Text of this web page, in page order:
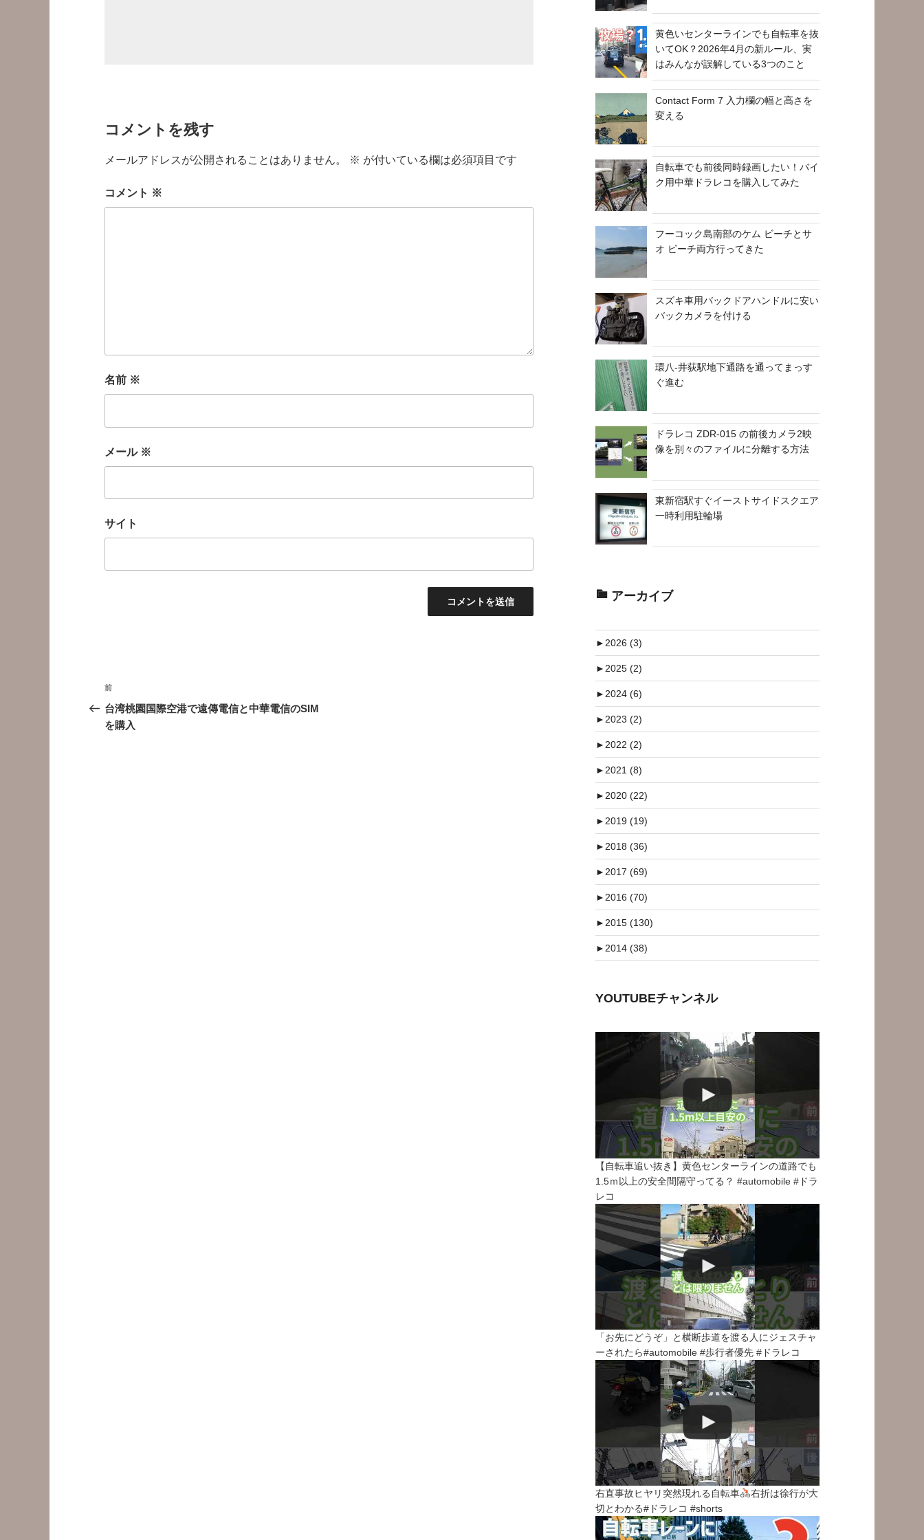
コメントを残す
メールアドレスが公開されることはありません。 ※ が付いている欄は必須項目です
コメント ※
名前 ※
メール ※
サイト
投
稿
ナ
前
の
投
前
台湾桃園国際空港で遠傳電信と中華電信のSIM
を購入
黄色いセンターラインでも自転車を抜
いてOK？2026年4月の新ルール、実
はみんなが誤解している3つのこと
Contact Form 7 入力欄の幅と高さを
変える
自転車でも前後同時録画したい！バイ
ク用中華ドラレコを購入してみた
フーコック島南部のケム ビーチとサ
オ ビーチ両方行ってきた
スズキ車用バックドアハンドルに安い
バックカメラを付ける
環八-井荻駅地下通路を通ってまっす
ぐ進む
ドラレコ ZDR-015 の前後カメラ2映
像を別々のファイルに分離する方法
東新宿駅すぐイーストサイドスクエア
一時利用駐輪場
アーカイブ
►2026 (3)
►2025 (2)
►2024 (6)
►2023 (2)
►2022 (2)
►2021 (8)
►2020 (22)
►2019 (19)
►2018 (36)
►2017 (69)
►2016 (70)
►2015 (130)
►2014 (38)
YOUTUBEチャンネル
【自転車追い抜き】黄色センターラインの道路でも
1.5ｍ以上の安全間隔守ってる？ #automobile #ドラ
レコ
「お先にどうぞ」と横断歩道を渡る人にジェスチャ
ーされたら#automobile #歩行者優先 #ドラレコ
右直事故ヒヤリ突然現れる自転車
右折は徐行が大
切とわかる#ドラレコ #shorts